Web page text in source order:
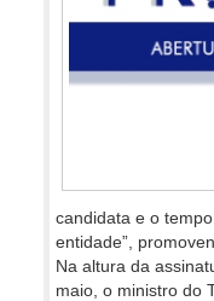
candidata e o
entidade”,
Na altura da
maio, o ministro do